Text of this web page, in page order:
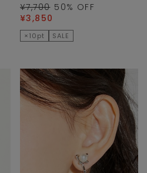
¥7,700 50% OFF
¥3,850
×10pt SALE